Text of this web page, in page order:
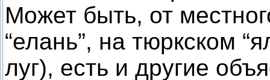
Может быть, от
“елань”, на тюркском
луг), есть и другие